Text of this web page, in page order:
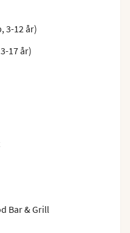
3-12 år)
17 år)
Bar & Grill